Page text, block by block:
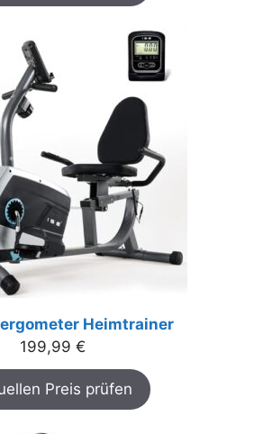
Heimtrainer
199,99 €
Preis prüfen